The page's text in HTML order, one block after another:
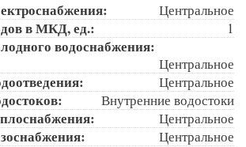
Центральное
в МКД, ед.: 1
водоснабжения:
Центральное
Центральное
Внутренние водостоки
Центральное
Центральное